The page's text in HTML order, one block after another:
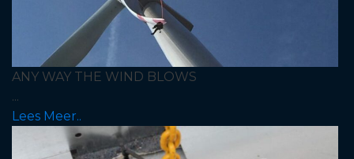
ANY WAY THE WIND BLOWS
...
Lees Meer..